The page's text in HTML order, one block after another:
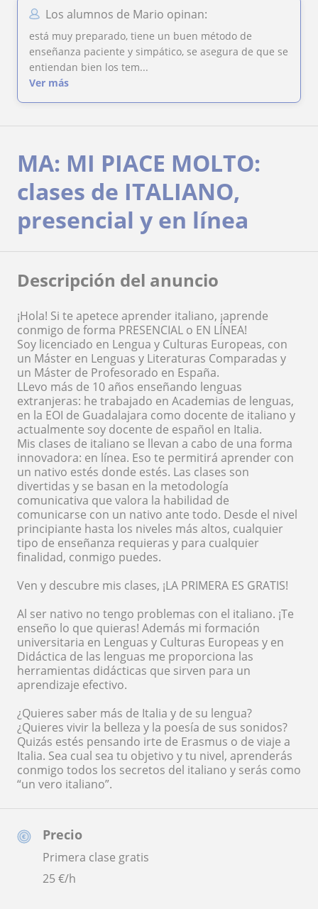
Los alumnos de Mario opinan:
está muy preparado, tiene un buen método de
enseñanza paciente y simpático, se asegura de que se
entiendan bien los tem...
Ver más
Precio
Primera clase gratis
25€/h
MA: MI PIACE MOLTO:
clases de ITALIANO,
presencial y en línea
Descripción del anuncio
¡Hola! Si te apetece aprender italiano, ¡aprende
conmigo de forma PRESENCIAL o EN LÍNEA!
Soy licenciado en Lengua y Culturas Europeas, con
un Máster en Lenguas y Literaturas Comparadas y
un Máster de Profesorado en España.
LLevo más de 10 años enseñando lenguas
extranjeras: he trabajado en Academias de lenguas,
en la EOI de Guadalajara como docente de italiano y
actualmente soy docente de español en Italia.
Mis clases de italiano se llevan a cabo de una forma
innovadora: en línea. Eso te permitirá aprender con
un nativo estés donde estés. Las clases son
divertidas y se basan en la metodología
comunicativa que valora la habilidad de
comunicarse con un nativo ante todo. Desde el nivel
principiante hasta los niveles más altos, cualquier
tipo de enseñanza requieras y para cualquier
finalidad, conmigo puedes.
Ven y descubre mis clases, ¡LA PRIMERA ES GRATIS!
Al ser nativo no tengo problemas con el italiano. ¡Te
enseño lo que quieras! Además mi formación
universitaria en Lenguas y Culturas Europeas y en
Didáctica de las lenguas me proporciona las
herramientas didácticas que sirven para un
aprendizaje efectivo.
¿Quieres saber más de Italia y de su lengua?
¿Quieres vivir la belleza y la poesía de sus sonidos?
Quizás estés pensando irte de Erasmus o de viaje a
Italia. Sea cual sea tu objetivo y tu nivel, aprenderás
conmigo todos los secretos del italiano y serás como
“un vero italiano”.